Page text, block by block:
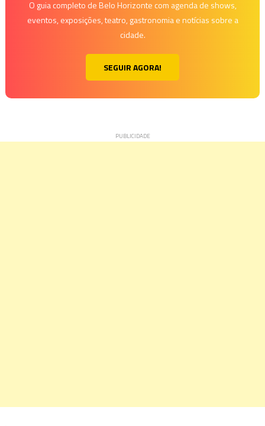
O guia completo de Belo Horizonte com agenda de shows,
eventos, exposições, teatro, gastronomia e notícias sobre a
cidade.
SEGUIR AGORA!